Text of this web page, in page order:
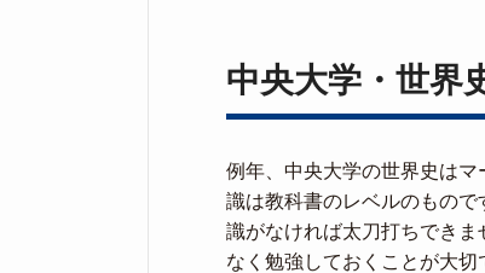
中央大学・世界
例年、中央大学の世界史は
識は教科書のレベルのもの
識がなければ太刀打ちでき
なく勉強しておくことが大